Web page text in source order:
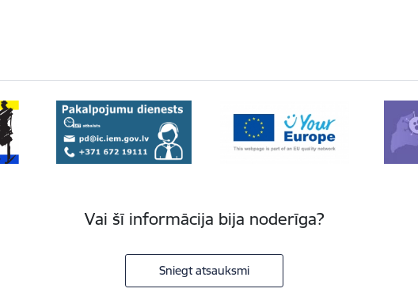
Vai šī informācija bija noderīga?
Sniegt atsauksmi